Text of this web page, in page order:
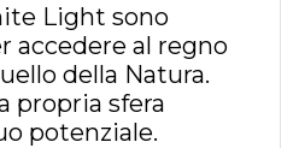
Light sono
accedere al regno
della Natura.
propria sfera
potenziale.